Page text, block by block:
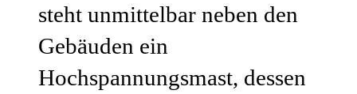
steht unmittelbar neben den
Gebäuden ein
Hochspannungsmast, dessen